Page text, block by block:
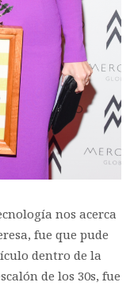
nos acerca
fue que pude
dentro de la
de los 30s, fue